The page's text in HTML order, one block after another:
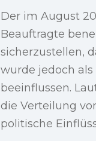
Der im August
Beauftragte
sicherzustellen,
wurde jedoch
beeinflussen.
die Verteilung
politische